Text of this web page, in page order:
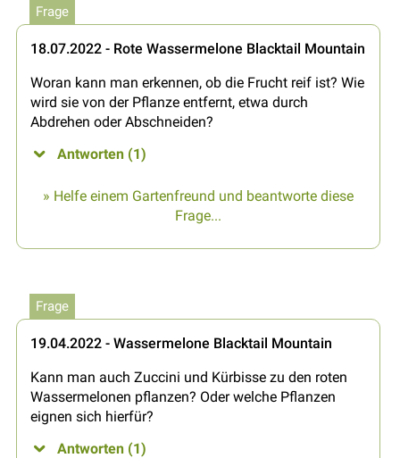
Frage
18.07.2022 - Rote Wassermelone Blacktail Mountain
Woran kann man erkennen, ob die Frucht reif ist? Wie
wird sie von der Pflanze entfernt, etwa durch
Abdrehen oder Abschneiden?
Antworten (1)
» Helfe einem Gartenfreund und beantworte diese
Frage...
Frage
19.04.2022 - Wassermelone Blacktail Mountain
Kann man auch Zuccini und Kürbisse zu den roten
Wassermelonen pflanzen? Oder welche Pflanzen
eignen sich hierfür?
Antworten (1)